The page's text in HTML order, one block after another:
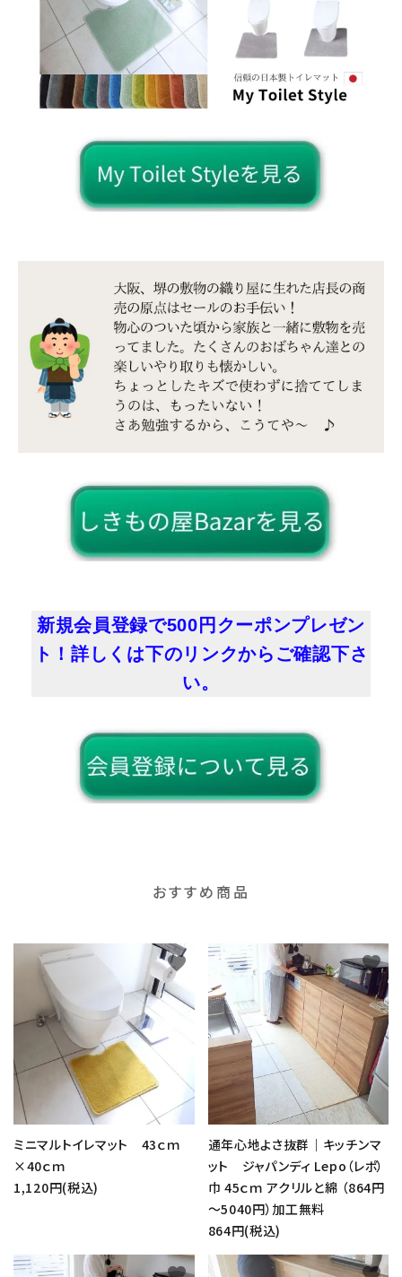
新規会員登録で500円クーポンプレゼン
ト！詳しくは下のリンクからご確認下さ
い。
おすすめ商品
ミニマルトイレマット 43ｃｍ
×40ｃｍ
1,120円(税込)
favorite
通年心地よさ抜群｜キッチンマ
ット ジャパンディ Lepo（レポ）
巾 45ｃｍ アクリルと綿 （864円
～5040円）加工無料
864円(税込)
favorite